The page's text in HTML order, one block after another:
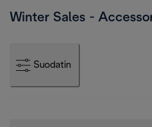
Winter Sales -
Suodatin